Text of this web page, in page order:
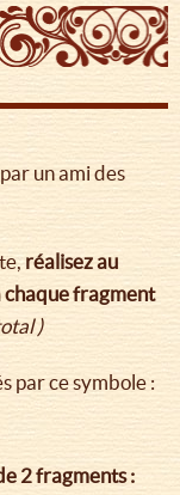
un ami des
réalisez au
chaque fragment
)
par ce symbole :
2 fragments :